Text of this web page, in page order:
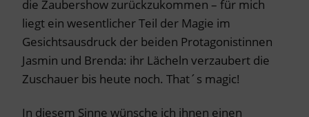
die Zaubershow zurückzukommen – für mich
liegt ein wesentlicher Teil der Magie im
Gesichtsausdruck der beiden Protagonistinnen
Jasmin und Brenda: ihr Lächeln verzaubert die
Zuschauer bis heute noch. That´s magic!
In diesem Sinne wünsche ich ihnen einen